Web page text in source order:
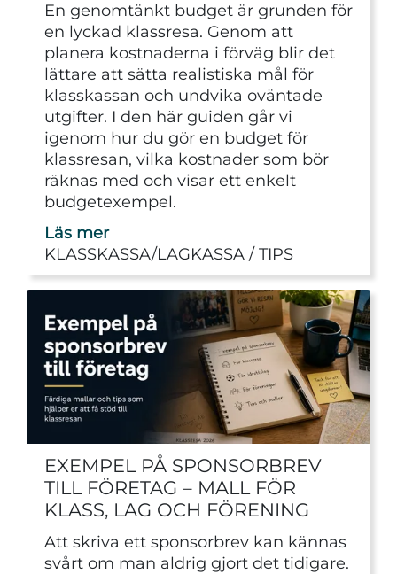
En genomtänkt budget är grunden för
en lyckad klassresa. Genom att
planera kostnaderna i förväg blir det
lättare att sätta realistiska mål för
klasskassan och undvika oväntade
utgifter. I den här guiden går vi
igenom hur du gör en budget för
klassresan, vilka kostnader som bör
räknas med och visar ett enkelt
budgetexempel.
Läs mer
KLASSKASSA/LAGKASSA
TIPS
EXEMPEL PÅ SPONSORBREV
TILL FÖRETAG – MALL FÖR
KLASS, LAG OCH FÖRENING
Att skriva ett sponsorbrev kan kännas
svårt om man aldrig gjort det tidigare.